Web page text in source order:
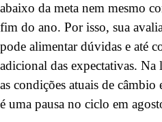
abaixo da meta nem mesmo
fim do ano. Por isso, sua
pode alimentar dúvidas e até
adicional das expectativas.
as condições atuais de
é uma pausa no ciclo em